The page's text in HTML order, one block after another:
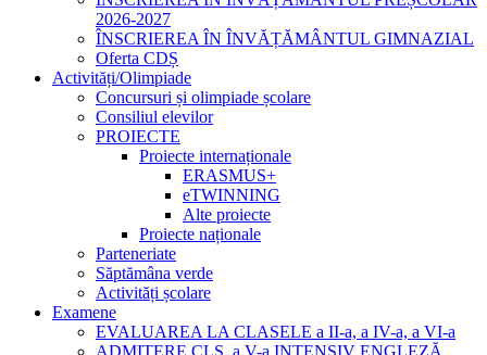
2026-2027
ÎNSCRIEREA ÎN ÎNVĂȚĂMÂNTUL GIMNAZIAL
Oferta CDȘ
Activități/Olimpiade
Concursuri și olimpiade școlare
Consiliul elevilor
PROIECTE
Proiecte internaționale
ERASMUS+
eTWINNING
Alte proiecte
Proiecte naționale
Parteneriate
Săptămâna verde
Activități școlare
Examene
EVALUAREA LA CLASELE a II-a, a IV-a, a VI-a
ADMITERE CLS. a V-a INTENSIV ENGLEZĂ